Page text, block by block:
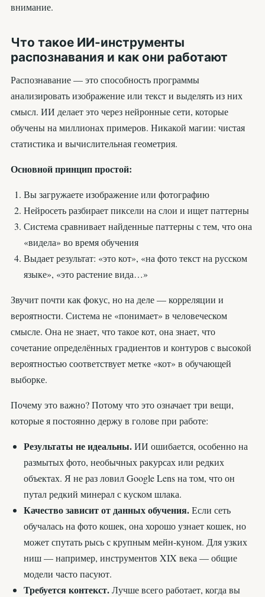
внимание.
Что такое ИИ-инструменты
распознавания и как они работают
Распознавание — это способность программы
анализировать изображение или текст и выделять из них
смысл. ИИ делает это через нейронные сети, которые
обучены на миллионах примеров. Никакой магии: чистая
статистика и вычислительная геометрия.
Основной принцип простой:
Вы загружаете изображение или фотографию
Нейросеть разбирает пиксели на слои и ищет паттерны
Система сравнивает найденные паттерны с тем, что она
«видела» во время обучения
Выдает результат: «это кот», «на фото текст на русском
языке», «это растение вида…»
Звучит почти как фокус, но на деле — корреляции и
вероятности. Система не «понимает» в человеческом
смысле. Она не знает, что такое кот, она знает, что
сочетание определённых градиентов и контуров с высокой
вероятностью соответствует метке «кот» в обучающей
выборке.
Почему это важно? Потому что это означает три вещи,
которые я постоянно держу в голове при работе:
Результаты не идеальны.ИИ ошибается, особенно на
размытых фото, необычных ракурсах или редких
объектах. Я не раз ловил Google Lens на том, что он
путал редкий минерал с куском шлака.
Качество зависит от данных обучения.Если сеть
обучалась на фото кошек, она хорошо узнает кошек, но
может спутать рысь с крупным мейн-куном. Для узких
ниш — например, инструментов XIX века — общие
модели часто пасуют.
Требуется контекст.Лучше всего работает, когда вы